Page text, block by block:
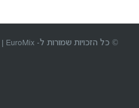
© כל הזכויות שמורות ל- EuroMix |